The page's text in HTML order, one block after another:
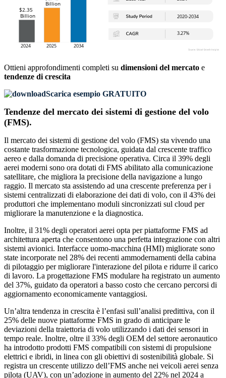
Ottieni approfondimenti completi su dimensioni del mercato e
tendenze di crescita
Scarica esempio GRATUITO
Tendenze del mercato dei sistemi di gestione del volo
(FMS).
Il mercato dei sistemi di gestione del volo (FMS) sta vivendo una
costante trasformazione tecnologica, guidata dal crescente traffico
aereo e dalla domanda di precisione operativa. Circa il 39% degli
aerei moderni sono ora dotati di FMS abilitato alla comunicazione
satellitare, che migliora la precisione della navigazione a lungo
raggio. Il mercato sta assistendo ad una crescente preferenza per i
sistemi centralizzati di elaborazione dei dati di volo, con il 43% dei
produttori che implementano moduli sincronizzati sul cloud per
migliorare la manutenzione e la diagnostica.
Inoltre, il 31% degli operatori aerei opta per piattaforme FMS ad
architettura aperta che consentono una perfetta integrazione con altri
sistemi avionici. Interfacce uomo-macchina (HMI) migliorate sono
state incorporate nel 28% dei recenti ammodernamenti della cabina
di pilotaggio per migliorare l'interazione del pilota e ridurre il carico
di lavoro. La progettazione FMS modulare ha registrato un aumento
del 37%, guidato da operatori a basso costo che cercano percorsi di
aggiornamento economicamente vantaggiosi.
Un’altra tendenza in crescita è l’enfasi sull’analisi predittiva, con il
25% delle nuove piattaforme FMS in grado di anticipare le
deviazioni della traiettoria di volo utilizzando i dati dei sensori in
tempo reale. Inoltre, oltre il 33% degli OEM del settore aeronautico
ha introdotto prodotti FMS compatibili con sistemi di propulsione
elettrici e ibridi, in linea con gli obiettivi di sostenibilità globale. Si
registra un crescente utilizzo dell’FMS anche nei veicoli aerei senza
pilota (UAV), con un’adozione in aumento del 22% nel 2024 a